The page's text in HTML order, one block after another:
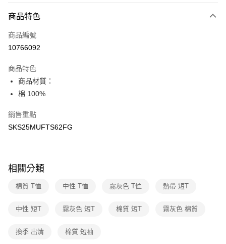
信用卡一次付款
LINE Pay
悠遊付
7-11取貨(快速到店)
每筆NT$100，滿NT$1,500(含以上)免運費
商品特色
商品編號
10766092
商品特色
商品材質：
棉 100%
銷售重點
SKS25MUFTS62FG
相關分類
棉質 T恤 中性 T恤 霧灰色 T恤 熱帶 短T
中性 短T 霧灰色 短T 棉質 短T 霧灰色 棉質
換季 出清 棉質 短袖